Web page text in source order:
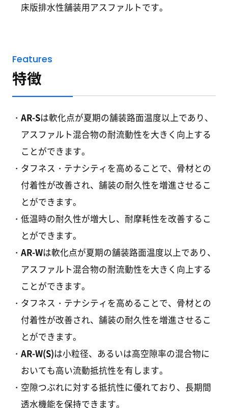
床版排水性舗装用アスファルトです。
Features
特徴
AR-Sは軟化点が夏期の舗装路面温度以上であ り、
アスファルト混合物の耐流動性を大きく向上する
ことができます。
タフネス・テナシティを高めることで、骨材との
付着性が改善され、舗装の耐久性を増進させるこ
とができます。
低温時の耐久性が増大し、耐摩耗性を改善するこ
とができます。
AR-Wは軟化点が夏期の舗装路面温度以上であ り、
アスファルト混合物の耐流動性を大きく向上する
ことができます。
タフネス・テナシティを高めることで、骨材との
付着性が改善され、舗装の耐久性を増進させるこ
とができます。
AR-W(S)は小粒径、あるいは高空隙率の混合物に
おいても高い流動抵抗性を有します。
空隙つぶれに対する抵抗性に優れており、長期間
透水機能を保持できます。